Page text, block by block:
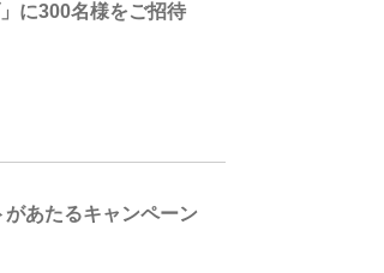
に300名様をご招待
あたるキャンペーン